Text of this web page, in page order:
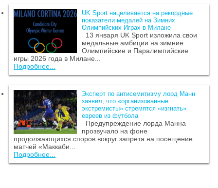
UK Sport нацеливается на рекордные
показатели медалей на Зимних
Олимпийских Играх в Милане
13 января UK Sport изложила свои
медальные амбиции на зимние
Олимпийские и Паралимпийские
игры 2026 года в Милане...
Подробнее...
Эксперт по антисемитизму лорд Манн
заявил, что «организованные
экстремисты» стремятся «изгнать»
евреев из футбола
Предупреждение лорда Манна
прозвучало на фоне
продолжающихся споров вокруг запрета на посещение
матчей «Маккаби...
Подробнее...